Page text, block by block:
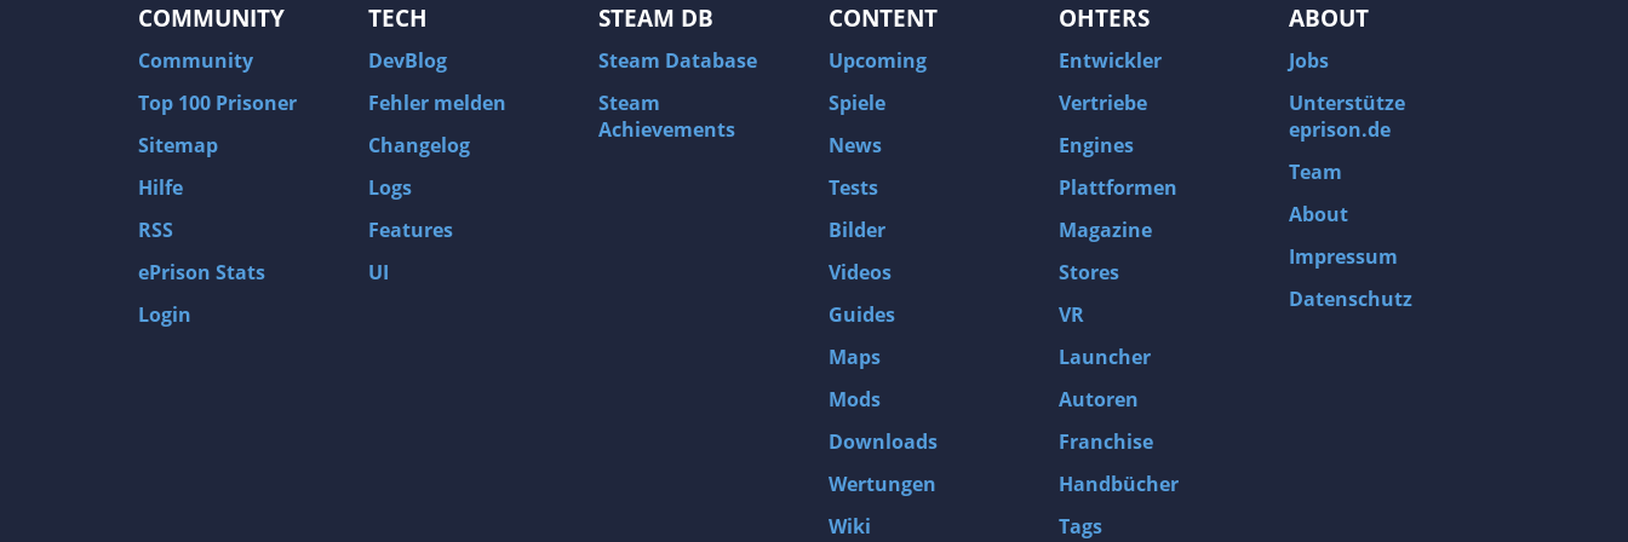
COMMUNITY
Community
Top 100 Prisoner
Sitemap
Hilfe
RSS
ePrison Stats
Login
TECH
DevBlog
Fehler melden
Changelog
Logs
Features
UI
STEAM DB
Steam Database
Steam
Achievements
CONTENT
Upcoming
Spiele
News
Tests
Bilder
Videos
Guides
Maps
Mods
Downloads
Wertungen
Wiki
OHTERS
Entwickler
Vertriebe
Engines
Plattformen
Magazine
Stores
VR
Launcher
Autoren
Franchise
Handbücher
Tags
ABOUT
Jobs
Unterstütze
eprison.de
Team
About
Impressum
Datenschutz